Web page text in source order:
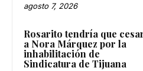
agosto 7, 2026
Rosarito tendría que
a Nora Márquez por la
inhabilitación de
Sindicatura de Tijuana